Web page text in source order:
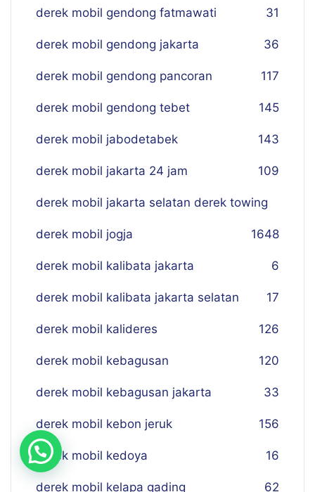
derek mobil gendong fatmawati 31
derek mobil gendong jakarta 36
derek mobil gendong pancoran 117
derek mobil gendong tebet 145
derek mobil jabodetabek 143
derek mobil jakarta 24 jam 109
derek mobil jakarta selatan derek towing
48
derek mobil jogja 16
derek mobil kalibata jakarta 6
derek mobil kalibata jakarta selatan 17
derek mobil kalideres 126
derek mobil kebagusan 120
derek mobil kebagusan jakarta 33
derek mobil kebon jeruk 156
derek mobil kedoya 16
derek mobil kelapa gading 62